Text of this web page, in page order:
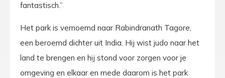
fantastisch.”
Het park is vernoemd naar Rabindranath Tagore,
een beroemd dichter uit India. Hij wist judo naar het
land te brengen en hij stond voor zorgen voor je
omgeving en elkaar en mede daarom is het park